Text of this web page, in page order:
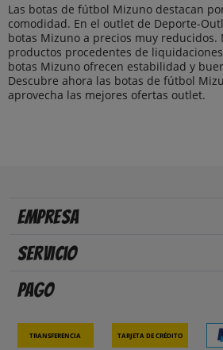
Las botas de fútbol Mizuno destacan
comodidad. En el outlet de Deporte-
botas Mizuno a precios muy
productos procedentes de
botas Mizuno ofrecen estabilidad y
Descubre ahora las botas de fútbol
aprovecha las mejores ofertas outlet.
Empresa
Servicio
Pago
Transferencia Tarjeta de crédito